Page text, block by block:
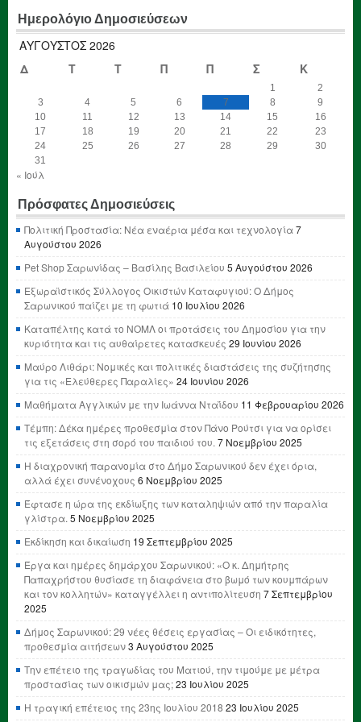
Ημερολόγιο Δημοσιεύσεων
ΑΎΓΟΥΣΤΟΣ 2026
Δ
Τ Τ Π Π Σ Κ
1
2
3
4 5 6 7 8
9
10
11 12 13 14 15
16
17
18 19 20 21 22
23
24
25 26 27 28 29
30
31
« Ιούλ
Πρόσφατες Δημοσιεύσεις
Πολιτική Προστασία: Νέα εναέρια μέσα και τεχνολογία7
Αυγούστου 2026
Pet Shop Σαρωνίδας – Βασίλης Βασιλείου 5 Αυγούστου 2026
Εξωραϊστικός Σύλλογος Οικιστών Καταφυγιού: Ο Δήμος
Σαρωνικού παίζει με τη φωτιά 10 Ιουλίου 2026
Καταπέλτης κατά το ΝΟΜΛ οι προτάσεις του Δημοσίου για την
κυριότητα και τις αυθαίρετες κατασκευές 29 Ιουνίου 2026
Μαύρο Λιθάρι: Νομικές και πολιτικές διαστάσεις της συζήτησης
για τις «Ελεύθερες Παραλίες» 24 Ιουνίου 2026
Μαθήματα Αγγλικών με την Ιωάννα Νταΐδου 11 Φεβρουαρίου 2026
Τέμπη: Δέκα ημέρες προθεσμία στον Πάνο Ρούτσι για να ορίσει
τις εξετάσεις στη σορό του παιδιού του. 7 Νοεμβρίου 2025
Η διαχρονική παρανομία στο Δήμο Σαρωνικού δεν έχει όρια,
αλλά έχει συνένοχους 6 Νοεμβρίου 2025
Έφτασε η ώρα της εκδίωξης των καταληψιών από την παραλία
γλίστρα. 5 Νοεμβρίου 2025
Εκδίκηση και δικαίωση 19 Σεπτεμβρίου 2025
Έργα και ημέρες δημάρχου Σαρωνικού: «Ο κ. Δημήτρης
Παπαχρήστου θυσίασε τη διαφάνεια στο βωμό των κουμπάρων
και τον κολλητών» καταγγέλλει η αντιπολίτευση 7 Σεπτεμβρίου
2025
Δήμος Σαρωνικού: 29 νέες θέσεις εργασίας – Οι ειδικότητες,
προθεσμία αιτήσεων3 Αυγούστου 2025
Την επέτειο της τραγωδίας του Ματιού, την τιμούμε με μέτρα
προστασίας των οικισμών μας;23 Ιουλίου 2025
Η τραγική επέτειος της 23ης Ιουλίου 2018 23 Ιουλίου 2025